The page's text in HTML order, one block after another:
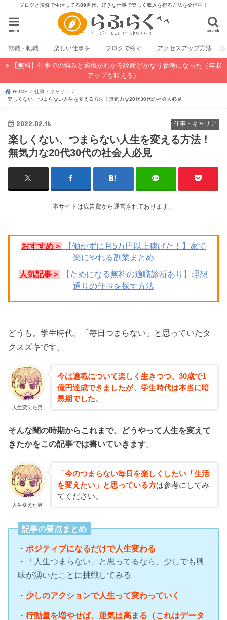
ブログと投資で生活してる89世代。好きな仕事で楽しく収入を得る方法を発信中！
search
menu
就職・転職 楽しい仕事を ブログで稼ぐ アクセスアップ方法
【無料】仕事での強みと適職がわかる診断がかなり参考になった（年収
アップも狙える）
HOME
仕事・キャリア
楽しくない、つまらない人生を変える方法！無気力な20代30代の社会人必見
仕事・キャリア
2022.02.16
楽しくない、つまらない人生を変える方法！
無気力な20代30代の社会人必見
本サイトは広告費から運営されております。
おすすめ＞
【働かずに月5万円以上稼げた！】家で
楽にやれる副業まとめ
人気記事＞
【ためになる無料の適職診断あり】理想
通りの仕事を探す方法
どうも。学生時代、「毎日つまらない」と思っていたタ
クスズキです。
人生変えた男
今は適職について楽しく生きつつ、30歳で1
億円達成できましたが、学生時代は本当に暗
黒期でした。
そんな闇の時期からこれまで、どうやって人生を変えて
きたかをこの記事では書いていきます。
人生変えた男
「今のつまらない毎日を楽しくしたい「生活
を変えたい」と思っている方は参考にしてみ
てください。
記事の要点まとめ
・ポジティブになるだけで人生変わる
・「人生つまらない」と思ってるなら、少しでも興
味が湧いたことに挑戦してみる
・少しのアクションで人生って変わっていく
・行動量を増やせば、運気は高まる（これはデータ